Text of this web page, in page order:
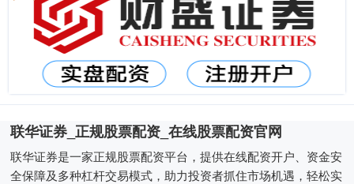
联华证券_正规股票配资_在线股票配资官网
联华证券是一家正规股票配资平台，提供在线配资开户、资金安
全保障及多种杠杆交易模式，助力投资者抓住市场机遇，轻松实